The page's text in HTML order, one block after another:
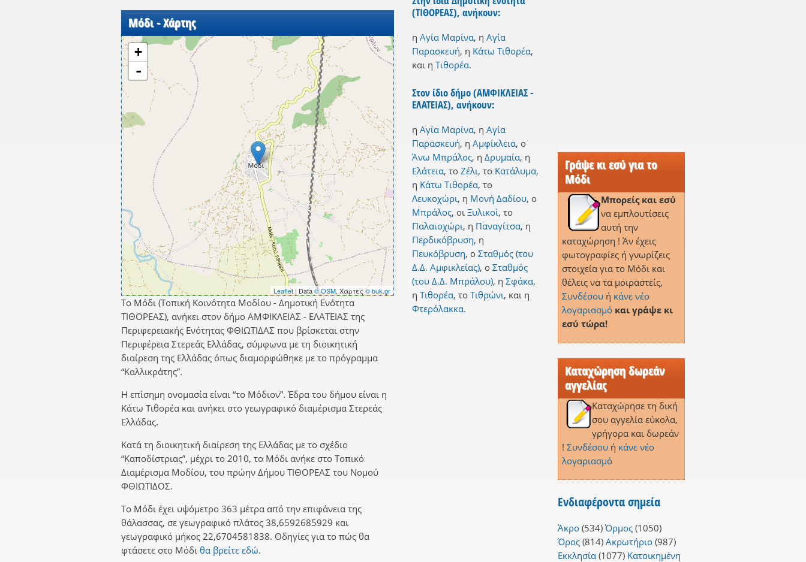
Μόδι - Χάρτης
+
-
Leaflet | Data© OSM, Χάρτες © buk.gr
Το Μόδι (Τοπική Κοινότητα Μοδίου - Δημοτική Ενότητα
ΤΙΘΟΡΕΑΣ), ανήκει στον δήμο ΑΜΦΙΚΛΕΙΑΣ - ΕΛΑΤΕΙΑΣ της
Περιφερειακής Ενότητας ΦΘΙΩΤΙΔΑΣ που βρίσκεται στην
Περιφέρεια Στερεάς Ελλάδας, σύμφωνα με τη διοικητική
διαίρεση της Ελλάδας όπως διαμορφώθηκε με το πρόγραμμα
“Καλλικράτης”.
Η επίσημη ονομασία είναι “το Μόδιον”. Έδρα του δήμου είναι η
Κάτω Τιθορέα και ανήκει στο γεωγραφικό διαμέρισμα Στερεάς
Ελλάδας.
Κατά τη διοικητική διαίρεση της Ελλάδας με το σχέδιο
“Καποδίστριας”, μέχρι το 2010, το Μόδι ανήκε στο Τοπικό
Διαμέρισμα Μοδίου, του πρώην Δήμου ΤΙΘΟΡΕΑΣ του Νομού
ΦΘΙΩΤΙΔΟΣ.
Το Μόδι έχει υψόμετρο 363 μέτρα από την επιφάνεια της
θάλασσας, σε γεωγραφικό πλάτος 38,6592685929 και
γεωγραφικό μήκος 22,6704581838. Οδηγίες για το πώς θα
φτάσετε στο Μόδι θα βρείτε εδώ.
(ΤΙΘΟΡΕΑΣ), ανήκουν:
η Αγία Μαρίνα, η Αγία
Παρασκευή, η Κάτω Τιθορέα,
και η Τιθορέα.
Στον ίδιο δήμο (ΑΜΦΙΚΛΕΙΑΣ -
ΕΛΑΤΕΙΑΣ), ανήκουν:
η Αγία Μαρίνα, η Αγία
Παρασκευή, η Αμφίκλεια, ο
Άνω Μπράλος, η Δρυμαία, η
Ελάτεια, το Ζέλι, το Κατάλυμα,
η Κάτω Τιθορέα, το
Λευκοχώρι, η Μονή Δαδίου, ο
Μπράλος, οι Ξυλικοί, το
Παλαιοχώρι, η Παναγίτσα, η
Περδικόβρυση, η
Πευκόβρυση, ο Σταθμός (του
Δ.Δ. Αμφικλείας), ο Σταθμός
(του Δ.Δ. Μπράλου), η Σφάκα,
η Τιθορέα, το Τιθρώνι, και η
Φτερόλακκα.
Γράψε κι εσύ για το
Μόδι
Μπορείς και εσύ
να εμπλουτίσεις
αυτή την
καταχώρηση ! Άν έχεις
φωτογραφίες ή γνωρίζεις
στοιχεία για το Μόδι και
θέλεις να τα μοιραστείς,
Συνδέσουή κάνε νέο
λογαριασμό και γράψε κι
εσύ τώρα!
Καταχώρηση δωρεάν
αγγελίας
Καταχώρησε τη δική
σου αγγελία εύκολα,
γρήγορα και δωρεάν
! Συνδέσουή κάνε νέο
λογαριασμό
Ενδιαφέροντα σημεία
Άκρο(534) Όρμος(1050)
Όρος(814) Ακρωτήριο(987)
Εκκλησία(1077) Κατοικημένη